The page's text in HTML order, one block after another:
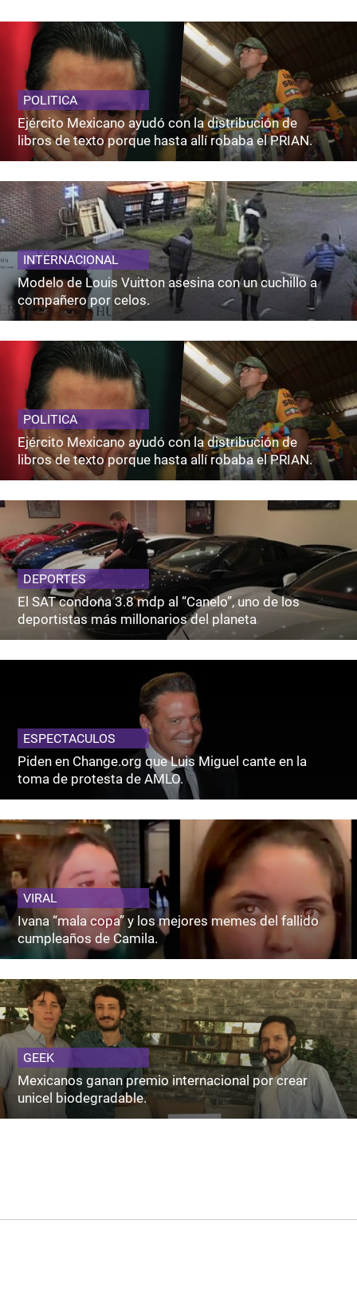
POLITICA
Ejército Mexicano ayudó con la distribución de
libros de texto porque hasta allí robaba el PRIAN.
INTERNACIONAL
Modelo de Louis Vuitton asesina con un cuchillo a
compañero por celos.
POLITICA
Ejército Mexicano ayudó con la distribución de
libros de texto porque hasta allí robaba el PRIAN.
DEPORTES
El SAT condona 3.8 mdp al “Canelo”, uno de los
deportistas más millonarios del planeta
ESPECTACULOS
Piden en Change.org que Luis Miguel cante en la
toma de protesta de AMLO.
VIRAL
Ivana “mala copa” y los mejores memes del fallido
cumpleaños de Camila.
GEEK
Mexicanos ganan premio internacional por crear
unicel biodegradable.